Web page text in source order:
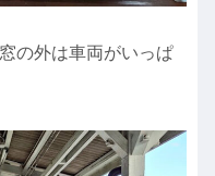
の外は車両がいっぱ